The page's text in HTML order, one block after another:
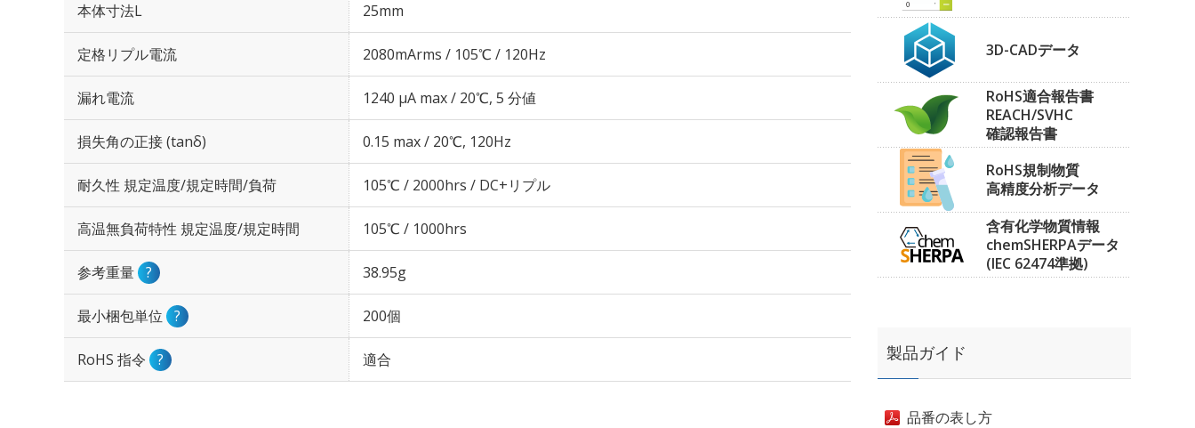
本体寸法L 25mm
定格リプル電流 2080mArms / 105℃ / 120Hz
漏れ電流 1240 μA max / 20℃, 5 分値
損失角の正接 (tanδ) 0.15 max / 20℃, 120Hz
耐久性 規定温度/規定時間/負荷 105℃ / 2000hrs / DC+リプル
高温無負荷特性 規定温度/規定時間 105℃ / 1000hrs
参考重量 ? 38.95g
最小梱包単位 ? 200個
RoHS 指令 ? 適合
3D-CADデータ
RoHS適合報告書
REACH/SVHC
確認報告書
RoHS規制物質
高精度分析データ
含有化学物質情報
chemSHERPAデータ
(IEC 62474準拠)
製品ガイド
品番の表し方